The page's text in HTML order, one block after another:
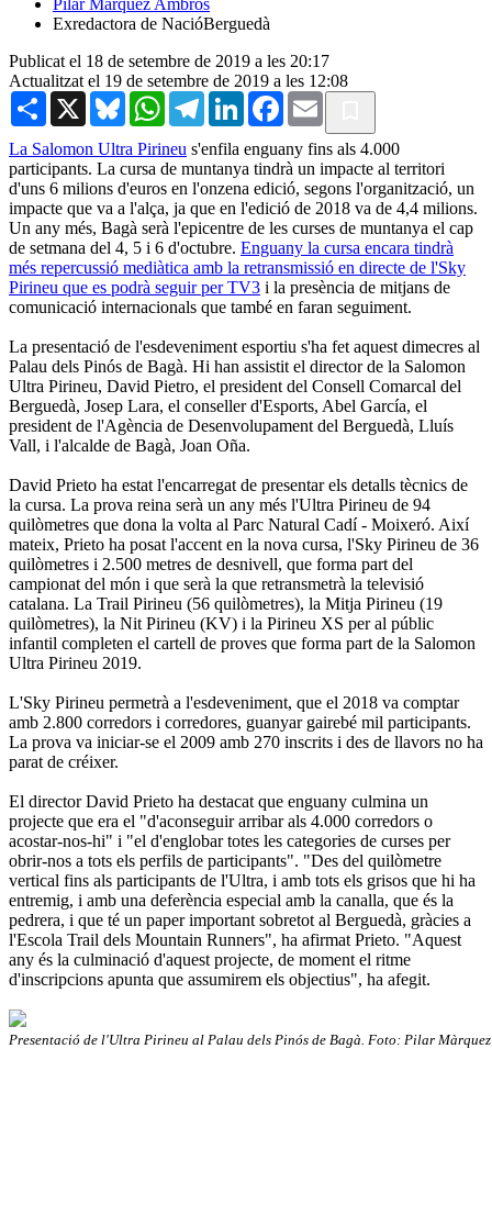
Exredactora de NacióBerguedà
Publicat el 18 de setembre de 2019 a les 20:17
Actualitzat el 19 de setembre de 2019 a les 12:08
Share X BlueskyWhatsAppTelegramLinkedInFacebook
Email
La Salomon Ultra Pirineu s'enfila enguany fins als 4.000
participants. La cursa de muntanya tindrà un impacte al territori
d'uns 6 milions d'euros en l'onzena edició, segons l'organització, un
impacte que va a l'alça, ja que en l'edició de 2018 va de 4,4 milions.
Un any més, Bagà serà l'epicentre de les curses de muntanya el cap
de setmana del 4, 5 i 6 d'octubre. Enguany la cursa encara tindrà
més repercussió mediàtica amb la retransmissió en directe de l'Sky
Pirineu que es podrà seguir per TV3 i la presència de mitjans de
comunicació internacionals que també en faran seguiment.
La presentació de l'esdeveniment esportiu s'ha fet aquest dimecres al
Palau dels Pinós de Bagà. Hi han assistit el director de la Salomon
Ultra Pirineu, David Pietro, el president del Consell Comarcal del
Berguedà, Josep Lara, el conseller d'Esports, Abel García, el
president de l'Agència de Desenvolupament del Berguedà, Lluís
Vall, i l'alcalde de Bagà, Joan Oña.
David Prieto ha estat l'encarregat de presentar els detalls tècnics de
la cursa. La prova reina serà un any més l'Ultra Pirineu de 94
quilòmetres que dona la volta al Parc Natural Cadí - Moixeró. Així
mateix, Prieto ha posat l'accent en la nova cursa, l'Sky Pirineu de 36
quilòmetres i 2.500 metres de desnivell, que forma part del
campionat del món i que serà la que retransmetrà la televisió
catalana. La Trail Pirineu (56 quilòmetres), la Mitja Pirineu (19
quilòmetres), la Nit Pirineu (KV) i la Pirineu XS per al públic
infantil completen el cartell de proves que forma part de la Salomon
Ultra Pirineu 2019.
L'Sky Pirineu permetrà a l'esdeveniment, que el 2018 va comptar
amb 2.800 corredors i corredores, guanyar gairebé mil participants.
La prova va iniciar-se el 2009 amb 270 inscrits i des de llavors no ha
parat de créixer.
El director David Prieto ha destacat que enguany culmina un
projecte que era el "d'aconseguir arribar als 4.000 corredors o
acostar-nos-hi" i "el d'englobar totes les categories de curses per
obrir-nos a tots els perfils de participants". "Des del quilòmetre
vertical fins als participants de l'Ultra, i amb tots els grisos que hi ha
entremig, i amb una deferència especial amb la canalla, que és la
pedrera, i que té un paper important sobretot al Berguedà, gràcies a
l'Escola Trail dels Mountain Runners", ha afirmat Prieto. "Aquest
any és la culminació d'aquest projecte, de moment el ritme
d'inscripcions apunta que assumirem els objectius", ha afegit.
Presentació de l'Ultra Pirineu al Palau dels Pinós de Bagà. Foto: Pilar Màrquez